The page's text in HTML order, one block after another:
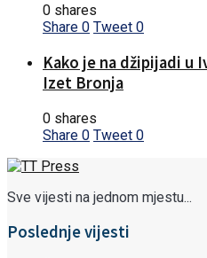
0 shares
Share 0 Tweet 0
Kako je na džipijadi u
Izet Bronja
0 shares
Share 0 Tweet 0
Sve vijesti na jednom mjestu...
Poslednje vijesti